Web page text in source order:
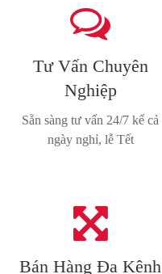

Tư Vấn Chuyên
Nghiệp
Sẵn sàng tư vấn 24/7 kể cả
ngày nghỉ, lễ Tết

Bán Hàng Đa Kênh